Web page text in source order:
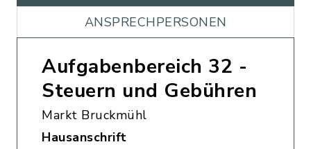
ANSPRECHPERSONEN
Aufgabenbereich 32 -
Steuern und Gebühren
Markt Bruckmühl
Hausanschrift